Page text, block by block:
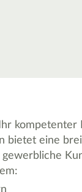
bietet eine